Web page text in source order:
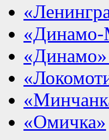
«Динамо-
«Омичка»